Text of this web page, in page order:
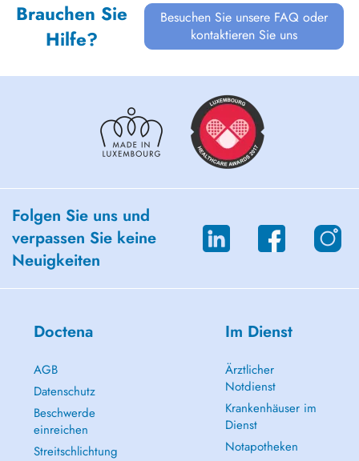
Brauchen Sie
Hilfe?
Besuchen Sie unsere FAQ oder
kontaktieren Sie uns
Folgen Sie uns und
verpassen Sie keine
Neuigkeiten
Doctena
AGB
Datenschutz
Beschwerde
einreichen
Streitschlichtung
Im Dienst
Ärztlicher
Notdienst
Krankenhäuser im
Dienst
Notapotheken